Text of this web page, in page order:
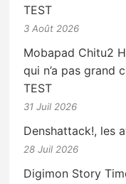
TEST
3 Août 2026
Mobapad Chitu2
qui n’a pas grand
TEST
31 Juil 2026
Denshattack!, les
28 Juil 2026
Digimon Story